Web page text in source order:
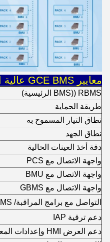
معايير GCE BMS عالية الجهد:
RBMS ((BMS الرئيسية)
طريقة الحماية
نطاق التيار المسموح به
نطاق الجهد
دقة أخذ العينات الحالية
واجهة الاتصال مع PCS
واجهة الاتصال مع BMU
واجهة الاتصال مع GBMS
التواصل مع برامج المراقبة/ EMS
دعم ترقية IAP
دعم العرض HMI وإعدادات المعلمات